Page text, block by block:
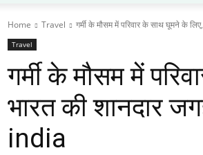
Home Travel गर्मी के मौसम में परिवार के साथ घूमने के
Travel
गर्मी के मौसम में
भारत की शानदार
india